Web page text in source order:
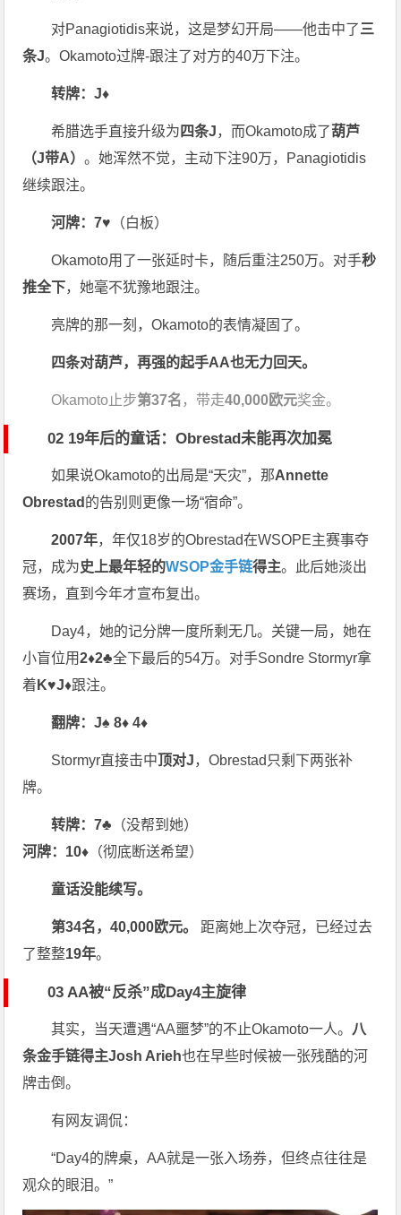
对Panagiotidis来说，这是梦幻开局——他击中了三
条J。Okamoto过牌-跟注了对方的40万下注。
转牌：J♦
希腊选手直接升级为 四条J，而Okamoto成了葫芦
（J带A）。她浑然不觉，主动下注90万，Panagiotidis
继续跟注。
河牌：7♥ （白板）
Okamoto用了一张延时卡，随后重注250万。对手秒
推全下，她毫不犹豫地跟注。
亮牌的那一刻，Okamoto的表情凝固了。
四条对葫芦，再强的起手AA也无力回天。
Okamoto止步第37名 ，带走40,000欧元奖金。
02 19年后的童话：Obrestad未能再次加冕
如果说Okamoto的出局是“天灾”，那Annette
Obrestad 的告别则更像一场“宿命”。
2007年，年仅18岁的Obrestad在WSOPE主赛事夺
冠，成为史上最年轻的WSOP金手链得主。此后她淡出
赛场，直到今年才宣布复出。
Day4，她的记分牌一度所剩无几。关键一局，她在
小盲位用2♦2♣全下最后的54万。对手Sondre Stormyr拿
着 K♥J♦跟注。
翻牌：J♠ 8♦ 4♦
Stormyr直接击中顶对J，Obrestad只剩下两张补
牌。
转牌：7♣ （没帮到她）
河牌：10♦ （彻底断送希望）
童话没能续写。
第34名，40,000欧元。
距离她上次夺冠，已经过去
了整整19年。
03 AA被“反杀”成Day4主旋律
其实，当天遭遇“AA噩梦”的不止Okamoto一人。 八
条金手链得主Josh Arieh也在早些时候被一张残酷的河
牌击倒。
有网友调侃：
“Day4的牌桌，AA就是一张入场券，但终点往往是
观众的眼泪。”